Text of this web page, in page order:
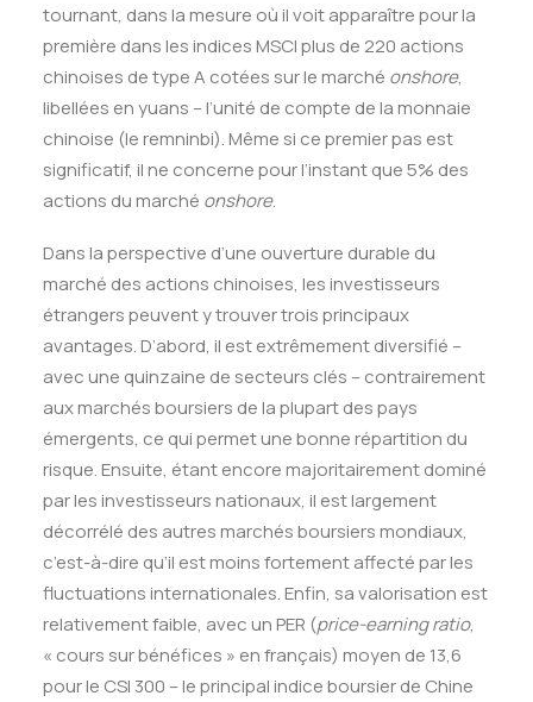
tournant, dans la mesure où il voit apparaître pour la
première dans les indices MSCI plus de 220 actions
chinoises de type A cotées sur le marché onshore,
libellées en yuans – l’unité de compte de la monnaie
chinoise (le remninbi). Même si ce premier pas est
significatif, il ne concerne pour l’instant que 5% des
actions du marché onshore.
Dans la perspective d’une ouverture durable du
marché des actions chinoises, les investisseurs
étrangers peuvent y trouver trois principaux
avantages. D’abord, il est extrêmement diversifié –
avec une quinzaine de secteurs clés – contrairement
aux marchés boursiers de la plupart des pays
émergents, ce qui permet une bonne répartition du
risque. Ensuite, étant encore majoritairement dominé
par les investisseurs nationaux, il est largement
décorrélé des autres marchés boursiers mondiaux,
c’est-à-dire qu’il est moins fortement affecté par les
fluctuations internationales. Enfin, sa valorisation est
relativement faible, avec un PER (price-earning ratio,
« cours sur bénéfices » en français) moyen de 13,6
pour le CSI 300 – le principal indice boursier de Chine